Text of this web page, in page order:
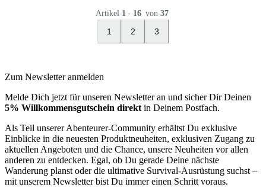
Artikel 1 - 16 von 37
1 2 3
Zum Newsletter anmelden
Melde Dich jetzt für unseren Newsletter an und sicher Dir Deinen
5% Willkommensgutschein direkt in Deinem Postfach.
Als Teil unserer Abenteurer-Community erhältst Du exklusive
Einblicke in die neuesten Produktneuheiten, exklusiven Zugang zu
aktuellen Angeboten und die Chance, unsere Neuheiten vor allen
anderen zu entdecken. Egal, ob Du gerade Deine nächste
Wanderung planst oder die ultimative Survival-Ausrüstung suchst –
mit unserem Newsletter bist Du immer einen Schritt voraus.